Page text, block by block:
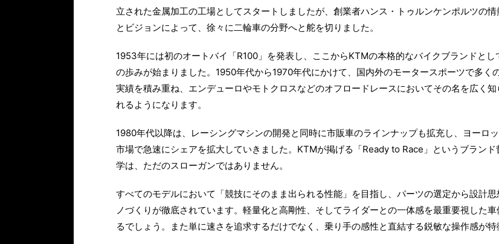
立された金属加工の工場としてスタートしましたが、創業者ハンス・トゥルンケンポルツの情
とビジョンによって、徐々に二輪車の分野へと舵を切りました。
1953年には初のオートバイ「R100」を発表し、ここからKTMの本格的なバイクブランドとし
の歩みが始まりました。1950年代から1970年代にかけて、国内外のモータースポーツで多く
実績を積み重ね、エンデューロやモトクロスなどのオフロードレースにおいてその名を広く知
れるようになります。
1980年代以降は、レーシングマシンの開発と同時に市販車のラインナップも拡充し、ヨーロ
市場で急速にシェアを拡大していきました。KTMが掲げる「Ready to Race」というブランド
学は、ただのスローガンではありません。
すべてのモデルにおいて「競技にそのまま出られる性能」を目指し、パーツの選定から設計
ノづくりが徹底されています。軽量化と高剛性、そしてライダーとの一体感を最重要視した
るでしょう。また単に速さを追求するだけでなく、乗り手の感性と直結する鋭敏な操作感が特